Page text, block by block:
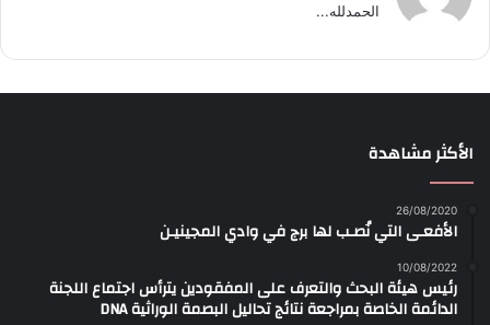
الحمدلله...
الأكثر مشاهدة
26/08/2020
الأفعـى التي نُصـب لها برج في وادي المجينيـن
10/08/2022
رئيس هيئة البحث والتعرف على المفقودين يترأس اجتماع اللجنة
الدائمة الخاصة بمراجعة نتائج تحاليل البصمة الوراثية DNA